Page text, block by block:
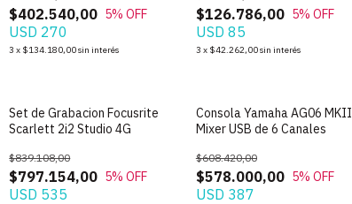
$402.540,00 5% OFF
USD 270
3 x $134.180,00sin interés
$126.786,00 5% OFF
USD 85
3 x $42.262,00sin interés
SIN STOCK
Set de Grabacion Focusrite
Scarlett 2i2 Studio 4G
$797.154,00
$839.108,00
5% OFF
USD 535
SIN STOCK
Consola Yamaha AG06 MKII
Mixer USB de 6 Canales
$578.000,00
$608.420,00
5% OFF
USD 387